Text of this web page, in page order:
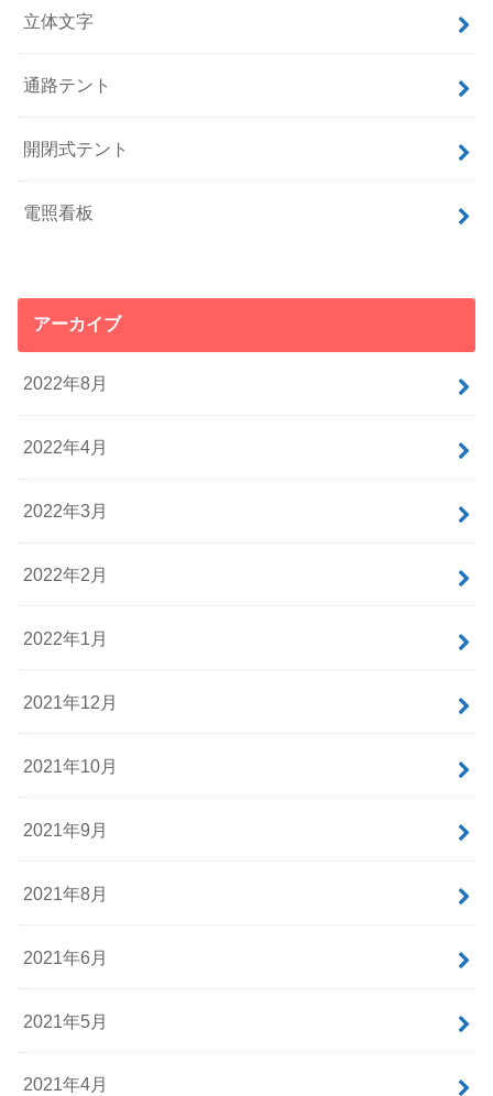
立体文字
通路テント
開閉式テント
電照看板
アーカイブ
2022年8月
2022年4月
2022年3月
2022年2月
2022年1月
2021年12月
2021年10月
2021年9月
2021年8月
2021年6月
2021年5月
2021年4月